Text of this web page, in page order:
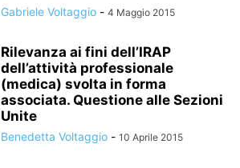
Gabriele Voltaggio - 4 Maggio 2015
Rilevanza ai fini dell’IRAP
dell’attività professionale
(medica) svolta in forma
associata. Questione alle Sezioni
Unite
Benedetta Voltaggio - 10 Aprile 2015